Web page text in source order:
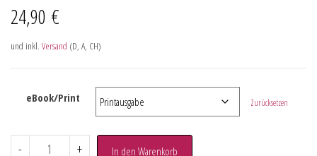
24,90 €
und inkl. Versand (D, A, CH)
eBook/Print Zurücksetzen
- + In den Warenkorb